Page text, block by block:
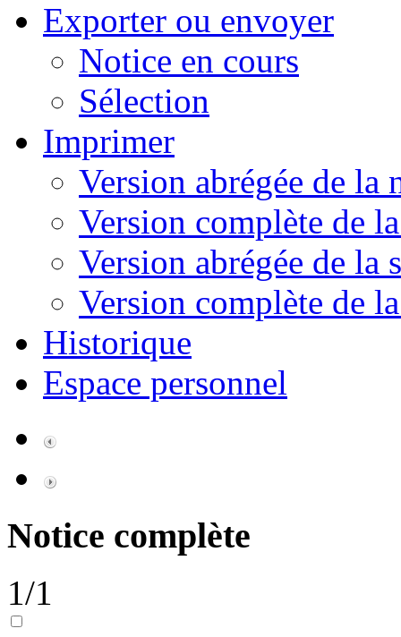
Exporter ou envoyer
Notice en cours
Sélection
Imprimer
Version abrégée de la
Version complète de
Version abrégée de la
Version complète de
Historique
Espace personnel
Notice complète
1/1